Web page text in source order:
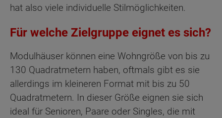
hat also viele individuelle Stilmöglichkeiten.
Für welche Zielgruppe eignet es sich?
Modulhäuser können eine Wohngröße von bis zu
130 Quadratmetern haben, oftmals gibt es sie
allerdings im kleineren Format mit bis zu 50
Quadratmetern. In dieser Größe eignen sie sich
ideal für Senioren, Paare oder Singles, die mit